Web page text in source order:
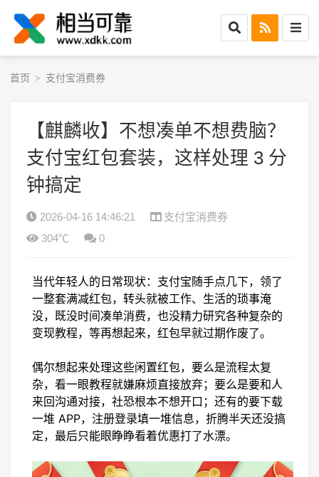
首页 > 支付宝消费券
【麒麟收】不想凑单不想费脑？
支付宝红包套装，这样处理 3 分
钟搞定
2026-04-16 14:46:21
支付宝消费券
304℃
0
当代年轻人的日常现状：支付宝随手点几下，领了
一整套满减红包，转头就被工作、生活的琐事淹
没，既没时间凑单消费，也没精力研究各种复杂的
变现教程，等再想起来，红包早就过期作废了。
偶尔想起来处理这些闲置红包，要么是流程太复
杂，看一眼教程就嫌麻烦直接放弃；要么是要和人
来回沟通对接，社恐根本不想开口；还有的要下载
一堆 APP，注册登录填一堆信息，折腾半天还没搞
定，最后只能眼睁睁看着优惠打了水漂。